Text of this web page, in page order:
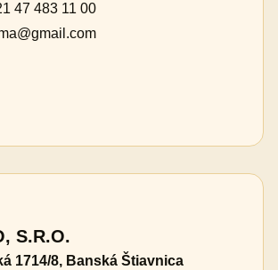
47 483 11 00
S.R.O.
1714/8, Banská Štiavnica